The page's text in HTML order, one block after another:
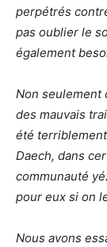
perpétrés
pas oublier le
également
Non seulement
des mauvais
été
Daech, dans
communauté
pour eux si on
Nous avons